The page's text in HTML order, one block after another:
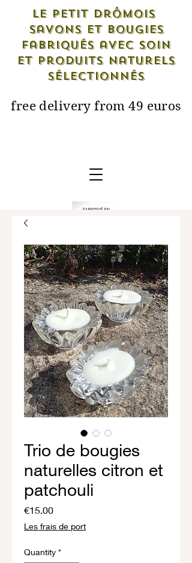
Le petit drômois
savons et bougies
fabriqués avec soin
et produits naturels
sélectionnés
free delivery from 49 euros
Trio de bougies
naturelles citron et
patchouli
€15.00Price
Les frais de port
Quantity *